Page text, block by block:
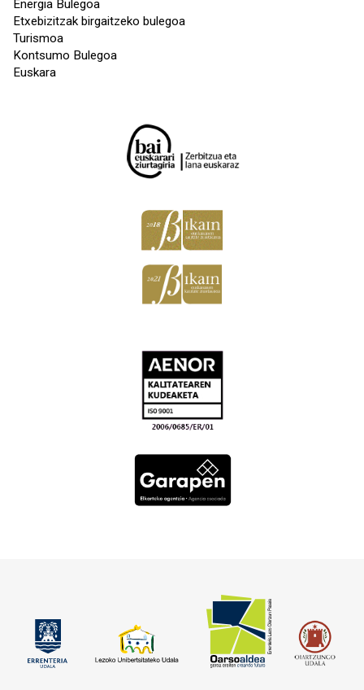
Energia Bulegoa
Etxebizitzak birgaitzeko bulegoa
Turismoa
Kontsumo Bulegoa
Euskara